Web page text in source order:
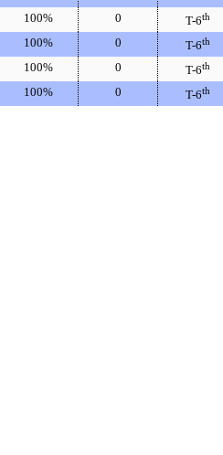
100% 0 T-6th
100% 0 T-6th
100% 0 T-6th
100% 0 T-6th